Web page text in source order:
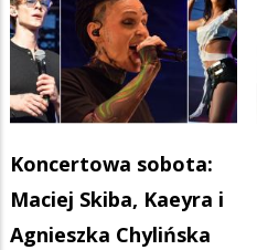
Koncertowa sobota:
Maciej Skiba, Kaeyra i
Agnieszka Chylińska